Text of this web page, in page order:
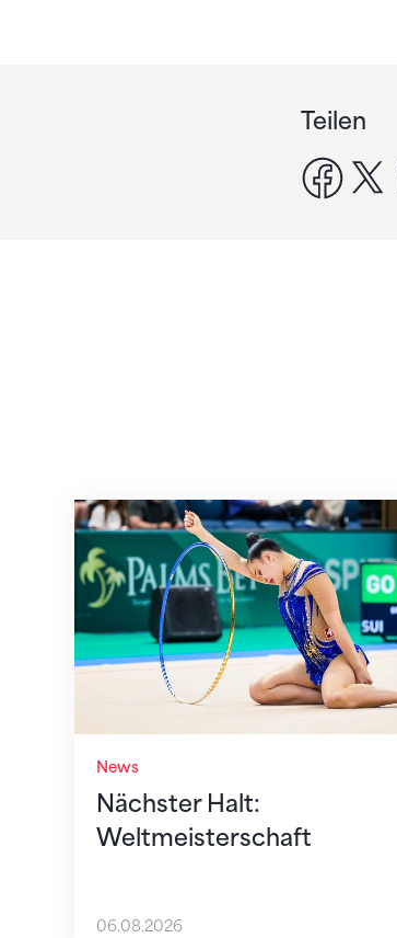
Teilen
News
Nächster Halt:
Weltmeisterschaft
Nächster Halt: Weltmeisterschaft
06.08.2026